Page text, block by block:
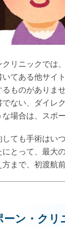
クリニックでは
いてある他サイ
ものがありませ
でない、ダイレ
な場合は、スポ
しても手術は
にとって、最大
まで、初渡航
ーン・クリ